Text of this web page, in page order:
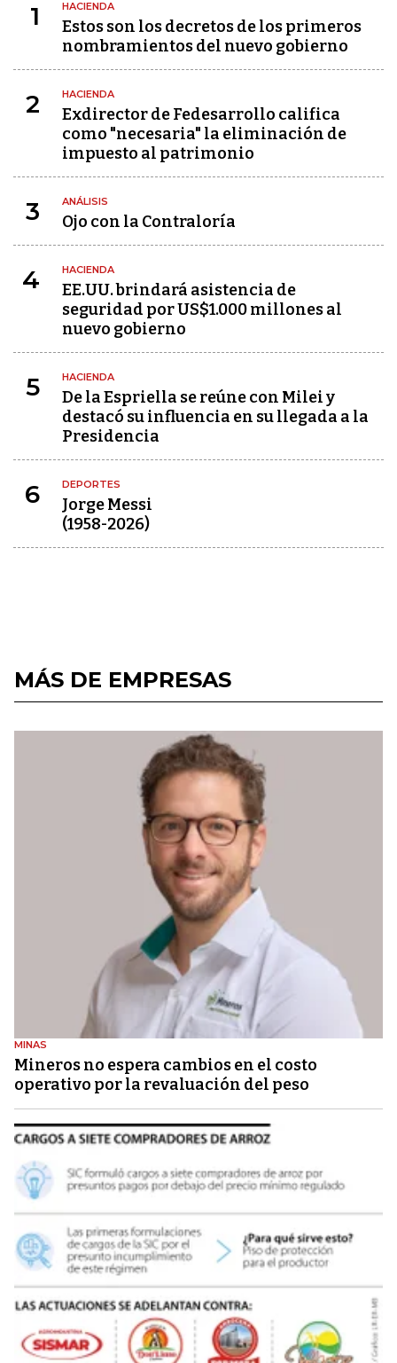
1 HACIENDA
Estos son los decretos de los primeros
nombramientos del nuevo gobierno
2 HACIENDA
Exdirector de Fedesarrollo califica
como "necesaria" la eliminación de
impuesto al patrimonio
3 ANÁLISIS
Ojo con la Contraloría
4 HACIENDA
EE.UU. brindará asistencia de
seguridad por US$1.000 millones al
nuevo gobierno
5 HACIENDA
De la Espriella se reúne con Milei y
destacó su influencia en su llegada a la
Presidencia
6 DEPORTES
Jorge Messi
(1958-2026)
MÁS DE EMPRESAS
MINAS
Mineros no espera cambios en el costo
operativo por la revaluación del peso